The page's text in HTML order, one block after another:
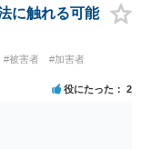
れが通常です。
に触れる可能
#被害者
#加害者
役にたった 2